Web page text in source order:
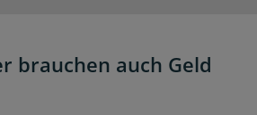
brauchen auch Geld